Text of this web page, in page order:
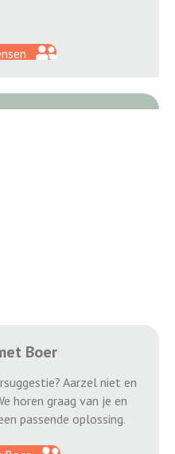
Boer
Aarzel niet en
horen graag van je en
passende oplossing.